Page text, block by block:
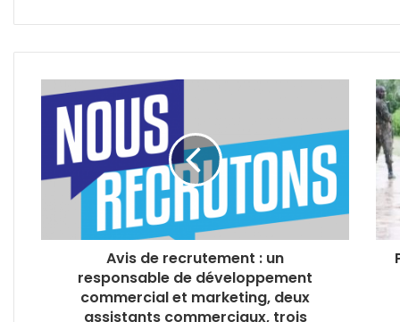
Avis de recrutement : un
responsable de développement
commercial et marketing, deux
assistants commerciaux, trois